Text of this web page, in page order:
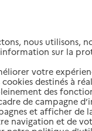
autour de
nous utilisons,
sur la
votre
destinés à
des
de campagne
et afficher de
navigation et de